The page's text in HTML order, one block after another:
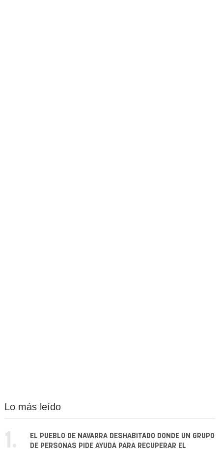
Lo más leído
1.
EL PUEBLO DE NAVARRA DESHABITADO DONDE UN GRUPO
DE PERSONAS PIDE AYUDA PARA RECUPERAR EL